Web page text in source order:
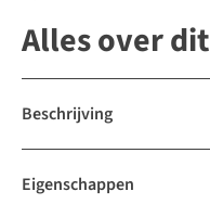
Alles over
Beschrijving
Eigenschappen